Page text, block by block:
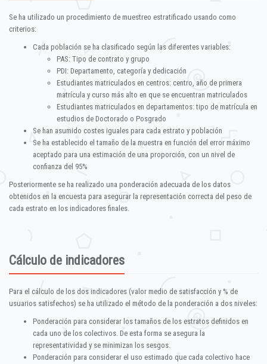
Se ha utilizado un procedimiento de muestreo estratificado usando como
criterios:
Cada población se ha clasificado según las diferentes variables:
PAS: Tipo de contrato y grupo
PDI: Departamento, categoría y dedicación
Estudiantes matriculados en centros: centro, año de primera
matrícula y curso más alto en que se encuentran matriculados
Estudiantes matriculados en departamentos: tipo de matrícula en
estudios de Doctorado o Posgrado
Se han asumido costes iguales para cada estrato y población
Se ha establecido el tamaño de la muestra en función del error máximo
aceptado para una estimación de una proporción, con un nivel de
confianza del 95%
Posteriormente se ha realizado una ponderación adecuada de los datos
obtenidos en la encuesta para asegurar la representación correcta del peso de
cada estrato en los indicadores finales.
Cálculo de indicadores
Para el cálculo de los dos indicadores (valor medio de satisfacción y % de
usuarios satisfechos) se ha utilizado el método de la ponderación a dos niveles:
Ponderación para considerar los tamaños de los estratos definidos en
cada uno de los colectivos. De esta forma se asegura la
representatividad y se minimizan los sesgos.
Ponderación para considerar el uso estimado que cada colectivo hace